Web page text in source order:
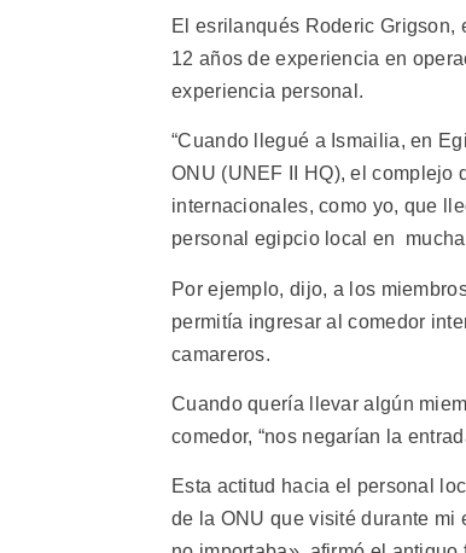
El esrilanqués Roderic Grigson,
12 años de experiencia en
experiencia personal.
“Cuando llegué a Ismailia, en
ONU (UNEF II HQ), el complejo
internacionales, como yo, que
personal egipcio local en
Por ejemplo, dijo, a los
permitía ingresar al comedor
camareros.
Cuando quería llevar algún
comedor, “nos negarían la
Esta actitud hacia el personal
de la ONU que visité durante mi